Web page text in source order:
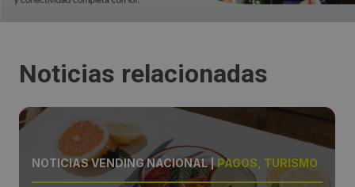
Noticias relacionadas
NOTICIAS VENDING NACIONAL|PAGOS, TURISMO